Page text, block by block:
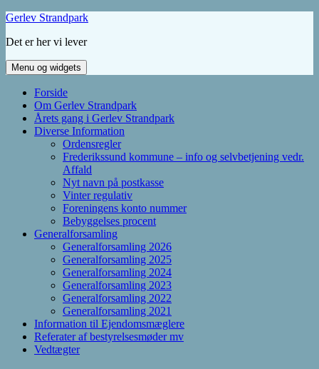
Hop
indhold
Gerlev Strandpark
Det er her vi lever
Menu og widgets
Forside
Om Gerlev Strandpark
Årets gang i Gerlev Strandpark
Diverse Information
Ordensregler
Frederikssund kommune – info og selvbetjening vedr.
Affald
Nyt navn på postkasse
Vinter regulativ
Foreningens konto nummer
Bebyggelses procent
Generalforsamling
Generalforsamling 2026
Generalforsamling 2025
Generalforsamling 2024
Generalforsamling 2023
Generalforsamling 2022
Generalforsamling 2021
Information til Ejendomsmæglere
Referater af bestyrelsesmøder mv
Vedtægter